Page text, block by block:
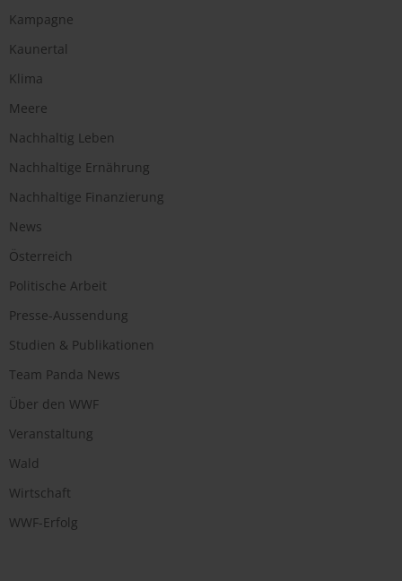
Kampagne
Kaunertal
Klima
Meere
Nachhaltig Leben
Nachhaltige Ernährung
Nachhaltige Finanzierung
News
Österreich
Politische Arbeit
Presse-Aussendung
Studien & Publikationen
Team Panda News
Über den WWF
Veranstaltung
Wald
Wirtschaft
WWF-Erfolg